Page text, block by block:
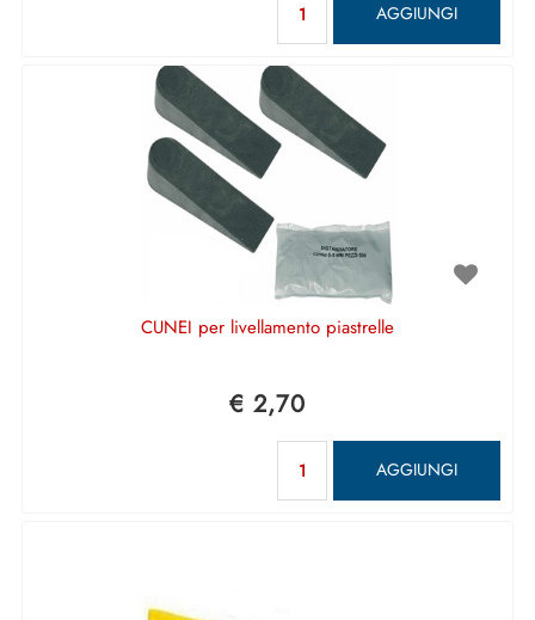
AGGIUNGI
CUNEI per livellamento piastrelle
€ 2,70
AGGIUNGI